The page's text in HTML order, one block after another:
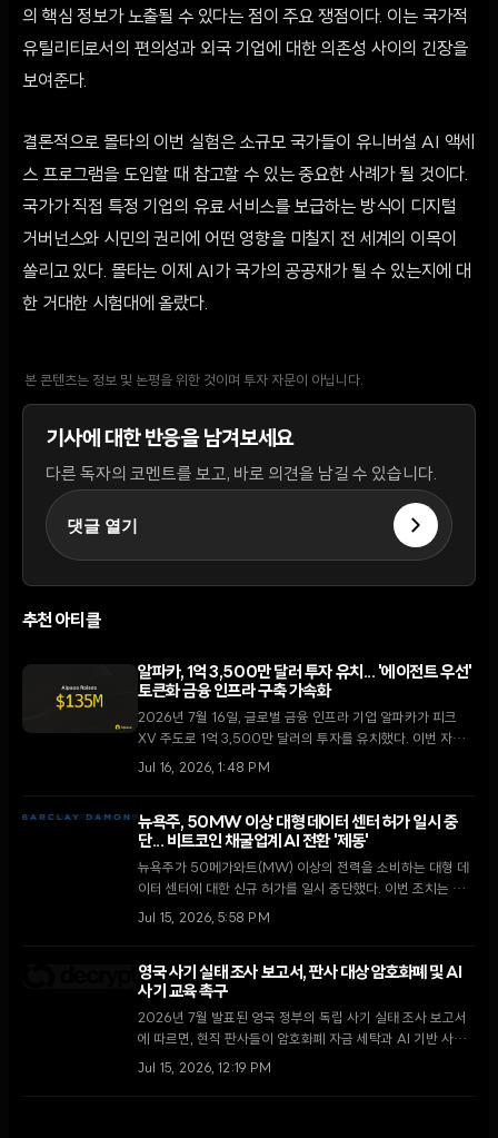
의 핵심 정보가 노출될 수 있다는 점이 주요 쟁점이다. 이는 국가적
유틸리티로서의 편의성과 외국 기업에 대한 의존성 사이의 긴장을
보여준다.
결론적으로 몰타의 이번 실험은 소규모 국가들이 유니버설 AI 액세
스 프로그램을 도입할 때 참고할 수 있는 중요한 사례가 될 것이다.
국가가 직접 특정 기업의 유료 서비스를 보급하는 방식이 디지털
거버넌스와 시민의 권리에 어떤 영향을 미칠지 전 세계의 이목이
쏠리고 있다. 몰타는 이제 AI가 국가의 공공재가 될 수 있는지에 대
한 거대한 시험대에 올랐다.
본 콘텐츠는 정보 및 논평을 위한 것이며 투자 자문이 아닙니다.
기사에 대한 반응을 남겨보세요
다른 독자의 코멘트를 보고, 바로 의견을 남길 수 있습니다.
댓글 열기
추천 아티클
알파카, 1억 3,500만 달러 투자 유치... '에이전트 우선'
토큰화 금융 인프라 구축 가속화
2026년 7월 16일, 글로벌 금융 인프라 기업 알파카가 피크
XV 주도로 1억 3,500만 달러의 투자를 유치했다. 이번 자금
은 자율형 AI 에이전트와 토큰화 시장을 위한 차세대 증권 거래
Jul 16, 2026, 1:48 PM
뉴욕주, 50MW 이상 대형 데이터 센터 허가 일시 중
단... 비트코인 채굴업계 AI 전환 '제동'
뉴욕주가 50메가와트(MW) 이상의 전력을 소비하는 대형 데
이터 센터에 대한 신규 허가를 일시 중단했다. 이번 조치는 인
공지능(AI) 인프라로 사업을 확장하려던 비트코인 채굴 기업들
Jul 15, 2026, 5:58 PM
영국 사기 실태 조사 보고서, 판사 대상 암호화폐 및 AI
사기 교육 촉구
2026년 7월 발표된 영국 정부의 독립 사기 실태 조사 보고서
에 따르면, 현직 판사들이 암호화폐 자금 세탁과 AI 기반 사기
사건의 기술적 복잡성에 대응할 준비가 부족한 것으로 나타났
Jul 15, 2026, 12:19 PM